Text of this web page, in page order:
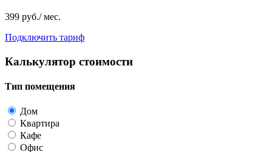
399 руб./ мес.
Подключить тариф
Калькулятор стоимости
Тип помещения
Дом
Квартира
Кафе
Офис